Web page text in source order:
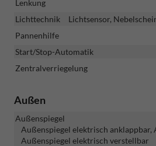
Lenkung
Lichttechnik
Lichtsensor,
Pannenhilfe
Start/Stop-Automatik
Zentralverriegelung
Außen
Außenspiegel
Außenspiegel elektrisch anklappbar,
Außenspiegel elektrisch verstellbar